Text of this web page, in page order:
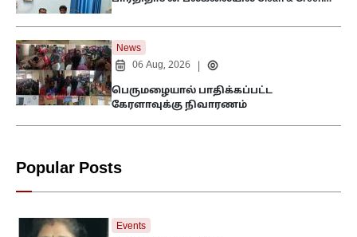
News
06 Aug, 2026
பெருமழையால் பாதிக்கப்பட்ட
கேரளாவுக்கு நிவாரணம்
Popular Posts
Events